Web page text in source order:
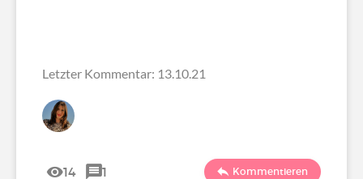
Letzter Kommentar: 13.10.21
14 1 Kommentieren